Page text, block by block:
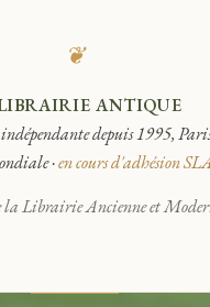
❦
ANTIQUE
depuis 1995,
·en cours d'adhésion
Librairie Ancienne et